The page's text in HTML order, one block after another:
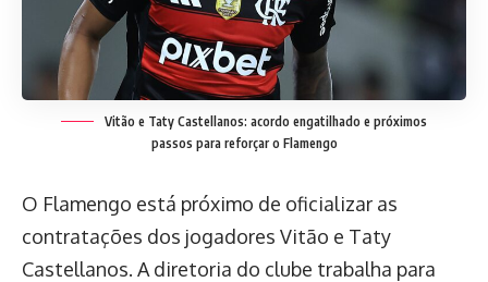
Vitão e Taty Castellanos: acordo engatilhado e próximos
passos para reforçar o Flamengo
O Flamengo está próximo de oficializar as
contratações dos jogadores Vitão e Taty
Castellanos. A diretoria do clube trabalha para